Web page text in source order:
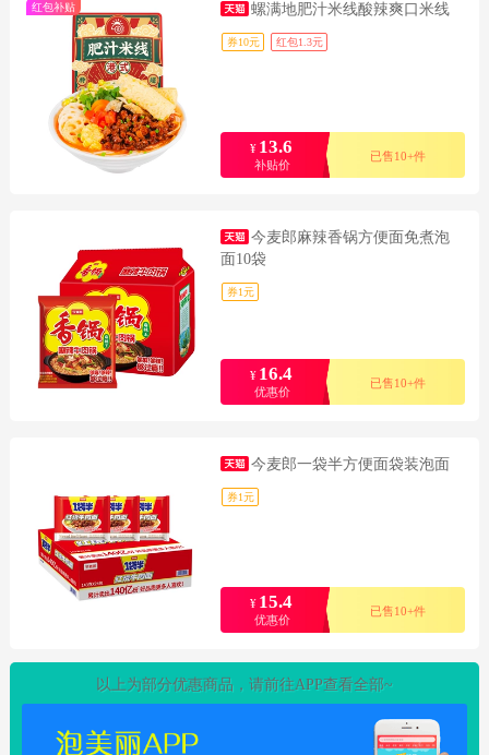
红包补贴 螺满地肥汁米线酸辣爽口米线
券10元 红包1.3元
¥ 13.6
补贴价
已售10+件
今麦郎麻辣香锅方便面免煮泡
面10袋
券1元
¥ 16.4
优惠价
已售10+件
今麦郎一袋半方便面袋装泡面
券1元
¥ 15.4
优惠价
已售10+件
以上为部分优惠商品，请前往APP查看全部~